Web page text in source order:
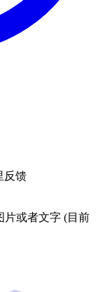
反馈
片或者文字 (目前